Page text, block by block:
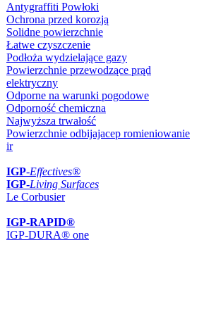
Antygraffiti Powłoki
Ochrona przed korozją
Solidne powierzchnie
Łatwe czyszczenie
Podłoża wydzielające gazy
Powierzchnie przewodzące prąd
elektryczny
Odporne na warunki pogodowe
Odporność chemiczna
Najwyższa trwałość
Powierzchnie odbijajacep romieniowanie
ir
IGP-Effectives®
IGP-Living Surfaces
Le Corbusier
IGP-RAPID®
IGP-DURA® one